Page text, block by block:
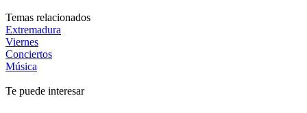
Temas relacionados
Extremadura
Viernes
Conciertos
Música
Te puede interesar